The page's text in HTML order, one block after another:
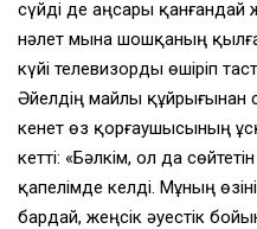
сүйдi де аңсары қанғандай
нәлет мына шошқаның
күйi телевизорды өшiрiп
Әйелдiң майлы құйрығынан
кенет өз қорғаушысының
кеттi: «Бәлкiм, ол да
қапелiмде келдi. Мұның
бардай, жеңсiк әуестiк